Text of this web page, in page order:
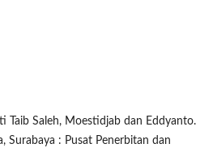
Taib Saleh, Moestidjab dan Eddyanto.
Surabaya : Pusat Penerbitan dan